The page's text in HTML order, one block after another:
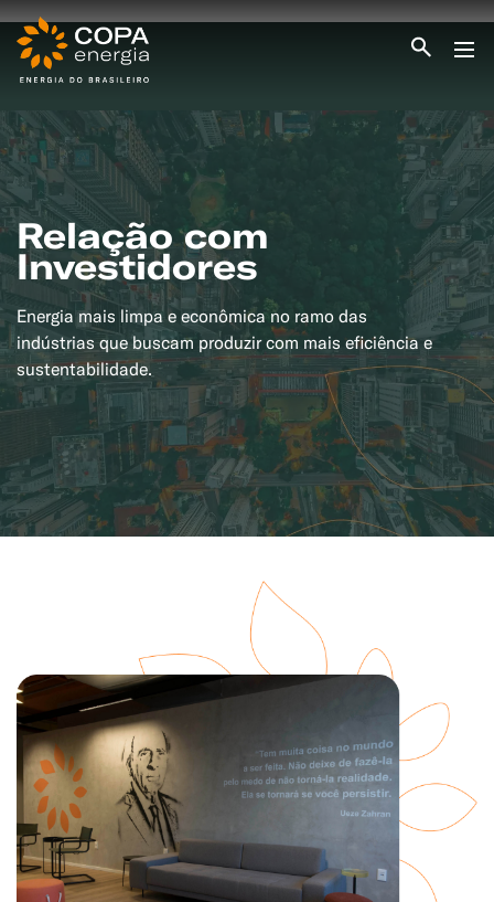
COPA ENERGIA
SERVIÇOS
BLOG ENERGIA
SEJA CLIENTE
PEÇA GÁS
ENCONTRE UMA REVENDA
SEJA REVENDEDOR
MEDIÇÃO INDIVIDUALIZADA
#CAMPANHAS
Relação com
Investidores
Energia mais limpa e econômica no ramo das
indústrias que buscam produzir com mais eficiência e
sustentabilidade.